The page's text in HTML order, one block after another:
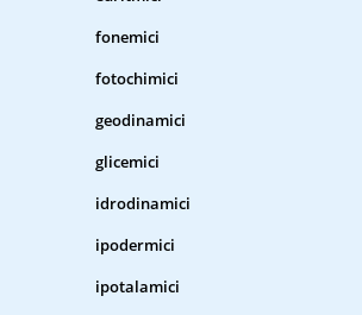
fonemici
fotochimici
geodinamici
glicemici
idrodinamici
ipodermici
ipotalamici